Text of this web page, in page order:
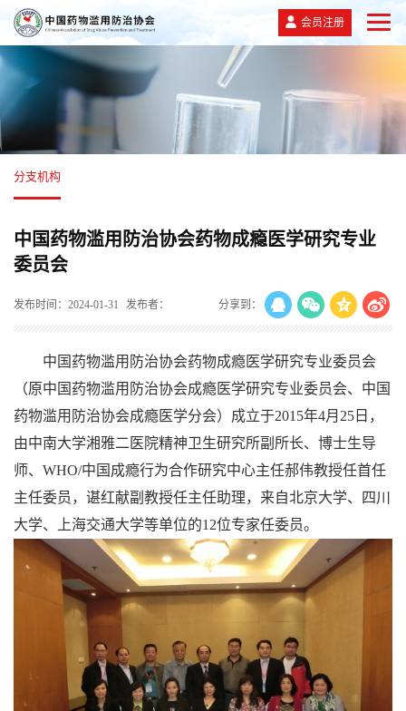
会员注册
分支机构
中国药物滥用防治协会药物成瘾医学研究专业
委员会
发布时间：2024-01-31 发布者： 分享到：
中国药物滥用防治协会药物成瘾医学研究专业委员会
（原中国药物滥用防治协会成瘾医学研究专业委员会、中国
药物滥用防治协会成瘾医学分会）成立于2015年4月25日，
由中南大学湘雅二医院精神卫生研究所副所长、博士生导
师、WHO/中国成瘾行为合作研究中心主任郝伟教授任首任
主任委员，谌红献副教授任主任助理，来自北京大学、四川
大学、上海交通大学等单位的12位专家任委员。